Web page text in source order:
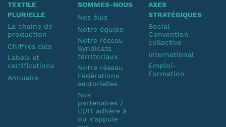
TEXTILE
PLURIELLE
La chaine de
production
Chiffres clés
Labels et
certifications
Annuaire
SOMMES-NOUS
Nos élus
Notre équipe
Notre réseau
Syndicats
territoriaux
Notre réseau
Fédérations
sectorielles
Nos
partenaires /
L'UIT adhère à
ou s'appuie
AXES
STRATÉGIQUES
Social
Convention
collective
International
Emploi-
Formation